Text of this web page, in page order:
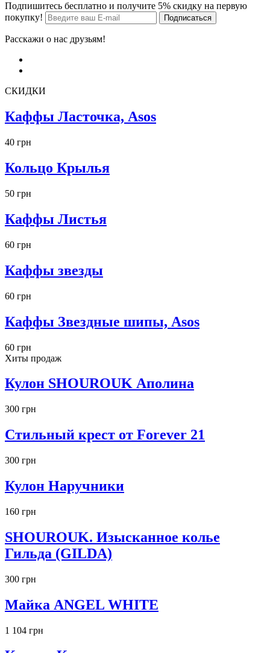
Подпишитесь бесплатно и получите 5% скидку на первую
покупку!
Расскажи о нас друзьям!
СКИДКИ
Каффы Ласточка, Asos
40 грн
Кольцо Крылья
50 грн
Каффы Листья
60 грн
Каффы звезды
60 грн
Каффы Звездные шипы, Asos
60 грн
Хиты продаж
Кулон SHOUROUK Аполина
300 грн
Стильный крест от Forever 21
300 грн
Кулон Наручники
160 грн
SHOUROUK. Изысканное колье
Гильда (GILDA)
300 грн
Майка ANGEL WHITE
1 104 грн